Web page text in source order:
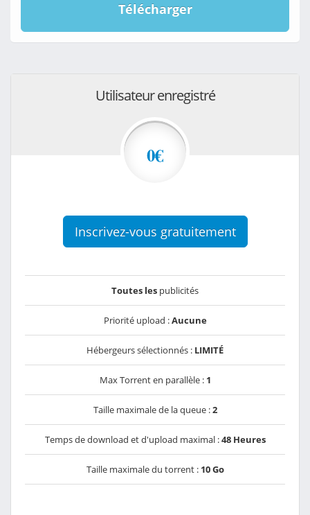
Télécharger
Utilisateur enregistré
0€
Inscrivez-vous gratuitement
Toutes les publicités
Priorité upload :Aucune
Hébergeurs sélectionnés : LIMITÉ
Max Torrent en parallèle : 1
Taille maximale de la queue :2
Temps de download et d'upload maximal :48 Heures
Taille maximale du torrent : 10 Go